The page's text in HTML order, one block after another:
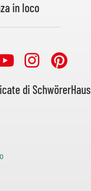
in loco
di SchwörerHaus